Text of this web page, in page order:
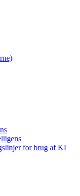
for brug af KI